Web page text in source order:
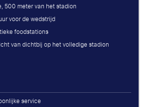
500 meter van het stadion
voor de wedstrijd
foodstations
van dichtbij op het volledige stadion
service